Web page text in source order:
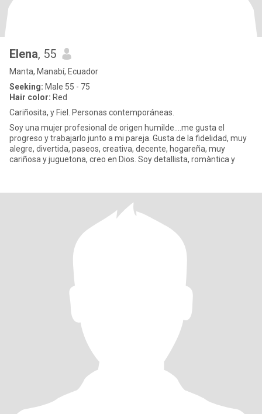
Elena, 55
Manta, Manabí, Ecuador
Seeking: Male 55 - 75
Hair color: Red
Cariñosita, y Fiel. Personas contemporáneas.
Soy una mujer profesional de origen humilde....me gusta el
progreso y trabajarlo junto a mi pareja. Gusta de la fidelidad, muy
alegre, divertida, paseos, creativa, decente, hogareña, muy
cariñosa y juguetona, creo en Dios. Soy detallista, romàntica y